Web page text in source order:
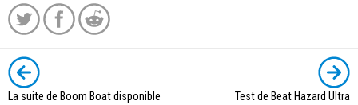
La suite de Boom Boat disponible Test de Beat Hazard Ultra